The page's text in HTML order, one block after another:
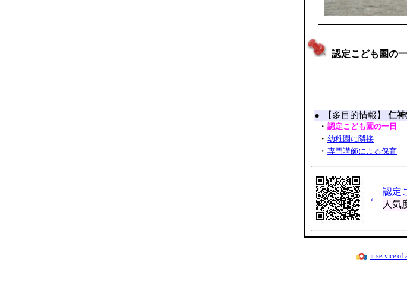
認定こども園の
● 【多目的情報】 仁
・ 認定こども園の一日
・ 幼稚園に隣接
・ 専門講師による保育
←
認定
人気
it-service of